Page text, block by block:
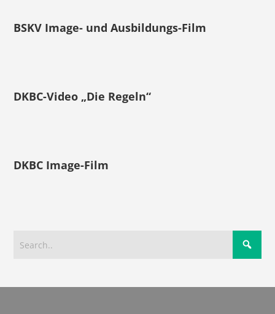
BSKV Image- und Ausbildungs-Film
DKBC-Video „Die Regeln“
DKBC Image-Film